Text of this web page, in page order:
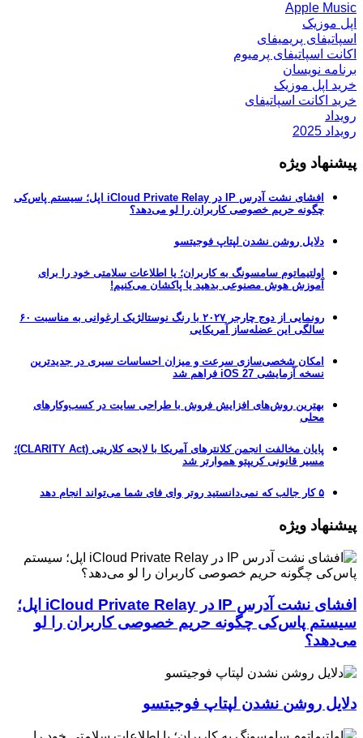
Apple Music
اپل موزیک
اسپاتیفای پریمیفای
اکانت اسپاتیفای پرمیوم
برنامه نویسان
خرید اپل موزیک
خرید اکانت اسپاتیفای
رویداد
رویداد 2025
پیشنهاد ویژه
افشای نشت آدرس IP در iCloud Private Relay اپل؛ سیستم پاس‌کی
چگونه حریم خصوصی کاربران را لو می‌دهد؟
دلایل روشن نشدن لپتاپ فوجیتسو
اولتیماتوم سامسونگ به کاربران؛ یا اطلاعات سلامتی خود را برای
آموزش هوش مصنوعی بدهید یا پاکشان می‌کنیم!
رونمایی از دوج چارجر ۲۰۲۷ با رنگ نوستالژیک ارغوانی به مناسبت ۶۰
سالگی این عضله‌ساز آمریکایی
امکان شخصی‌سازی سرعت و میزان احساسات سیری در جدیدترین
نسخه آزمایشی iOS 27 فراهم شد
بهترین روش‌های افزایش فروش با طراحی سایت در کسب‌وکارهای
محلی
پایان مخالفت انجمن کلانترهای آمریکا با لایحه کلاریتی (CLARITY Act)؛
مسیر قانونی کریپتو هموارتر شد
۵ کار جالب که نمی‌دانستید روتر وای فای شما می‌تواند انجام دهد
پیشنهاد ویژه
افشای نشت آدرس IP در iCloud Private Relay اپل؛
سیستم پاس‌کی چگونه حریم خصوصی کاربران را لو
می‌دهد؟
دلایل روشن نشدن لپتاپ فوجیتسو